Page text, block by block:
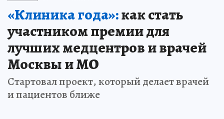
«Клиника года»:как стать
участником премии для
лучших медцентров и врачей
Москвы и МО
Стартовал проект, который делает врачей
и пациентов ближе